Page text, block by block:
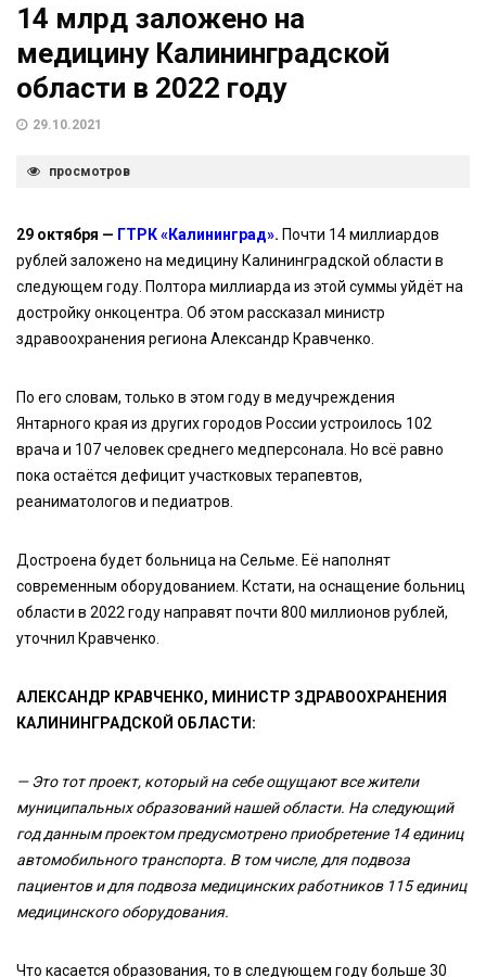
14 млрд заложено на
медицину Калининградской
области в 2022 году
29.10.2021
просмотров
29 октября — ГТРК «Калининград». Почти 14 миллиардов
рублей заложено на медицину Калининградской области в
следующем году. Полтора миллиарда из этой суммы уйдёт на
достройку онкоцентра. Об этом рассказал министр
здравоохранения региона Александр Кравченко.
По его словам, только в этом году в медучреждения
Янтарного края из других городов России устроилось 102
врача и 107 человек среднего медперсонала. Но всё равно
пока остаётся дефицит участковых терапевтов,
реаниматологов и педиатров.
Достроена будет больница на Сельме. Её наполнят
современным оборудованием. Кстати, на оснащение больниц
области в 2022 году направят почти 800 миллионов рублей,
уточнил Кравченко.
АЛЕКСАНДР КРАВЧЕНКО, МИНИСТР ЗДРАВООХРАНЕНИЯ
КАЛИНИНГРАДСКОЙ ОБЛАСТИ:
— Это тот проект, который на себе ощущают все жители
муниципальных образований нашей области. На следующий
год данным проектом предусмотрено приобретение 14 единиц
автомобильного транспорта. В том числе, для подвоза
пациентов и для подвоза медицинских работников 115 единиц
медицинского оборудования.
Что касается образования, то в следующем году больше 30